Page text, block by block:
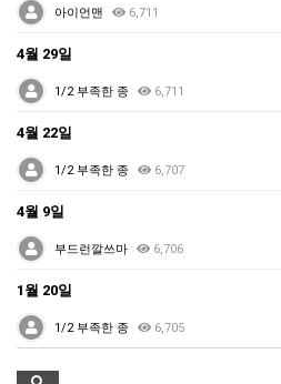
아이언맨 6,711
4월 29일
1/2 부족한 종 6,711
4월 22일
1/2 부족한 종 6,707
4월 9일
부드런깔쓰마 6,706
1월 20일
1/2 부족한 종 6,705